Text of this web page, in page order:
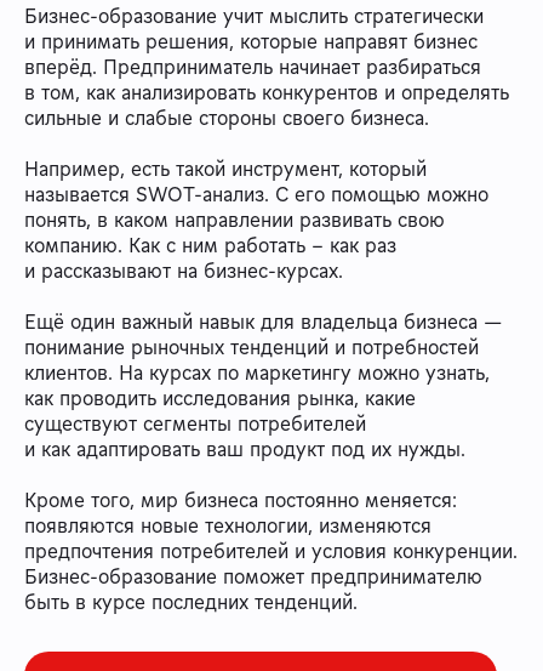
Бизнес-образование учит мыслить стратегически
и принимать решения, которые направят бизнес
вперёд. Предприниматель начинает разбираться
в том, как анализировать конкурентов и определять
сильные и слабые стороны своего бизнеса.
Например, есть такой инструмент, который
называется SWOT-анализ. С его помощью можно
понять, в каком направлении развивать свою
компанию. Как с ним работать – как раз
и рассказывают на бизнес-курсах.
Ещё один важный навык для владельца бизнеса —
понимание рыночных тенденций и потребностей
клиентов. На курсах по маркетингу можно узнать,
как проводить исследования рынка, какие
существуют сегменты потребителей
и как адаптировать ваш продукт под их нужды.
Кроме того, мир бизнеса постоянно меняется:
появляются новые технологии, изменяются
предпочтения потребителей и условия конкуренции.
Бизнес-образование поможет предпринимателю
быть в курсе последних тенденций.